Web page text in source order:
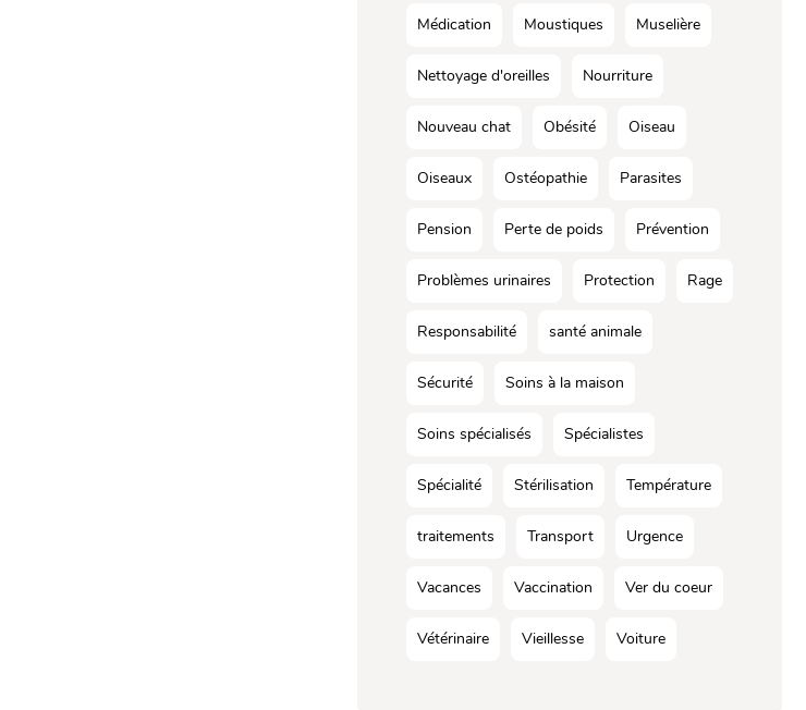
Médication Moustiques Muselière
Nettoyage d'oreilles Nourriture
Nouveau chat Obésité Oiseau
Oiseaux Ostéopathie Parasites
Pension Perte de poids Prévention
Problèmes urinaires Protection Rage
Responsabilité santé animale
Sécurité Soins à la maison
Soins spécialisés Spécialistes
Spécialité Stérilisation Température
traitements Transport Urgence
Vacances Vaccination Ver du coeur
Vétérinaire Vieillesse Voiture